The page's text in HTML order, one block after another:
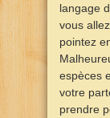
langage
vous
pointez
espèces
votre
prendre